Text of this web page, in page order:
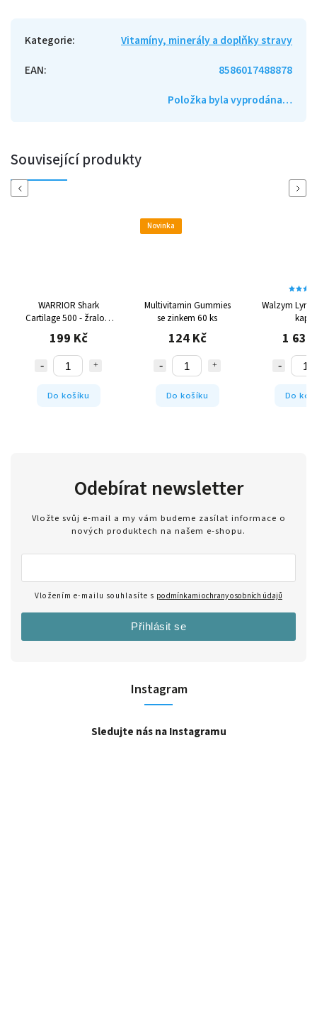
Kategorie:
Vitamíny, minerály a doplňky stravy
EAN:
8586017488878
Položka byla vyprodána…
Související produkty
Previous
WARRIOR Shark
Cartilage 500 - žraločí
chrupavka, 100 tablet
199 Kč
Do košíku
Novinka
Multivitamin Gummies
se zinkem 60 ks
124 Kč
Do košíku
Walzym
kapslí
1 630
Do
Next
Instagram
Sledujte nás na Instagramu
Odebírat newsletter
Vložte svůj e-mail a my vám budeme zasílat informace o
nových produktech na našem e-shopu.
Vložením e-mailu souhlasíte s podmínkami ochrany osobních údajů
Přihlásit se